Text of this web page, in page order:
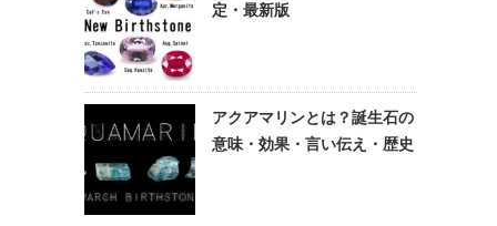
定・最新版
アクアマリンとは？誕生石の
意味・効果・言い伝え・歴史